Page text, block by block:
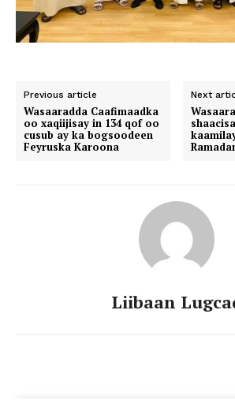
Previous article
Wasaaradda Caafimaadka
oo xaqiijisay in 134 qof oo
cusub ay ka bogsoodeen
Feyruska Karoona
Next
Liibaan